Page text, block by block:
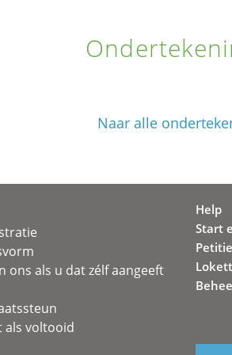
Naar alle
ons als u dat zélf aangeeft
als voltooid
Help
Start